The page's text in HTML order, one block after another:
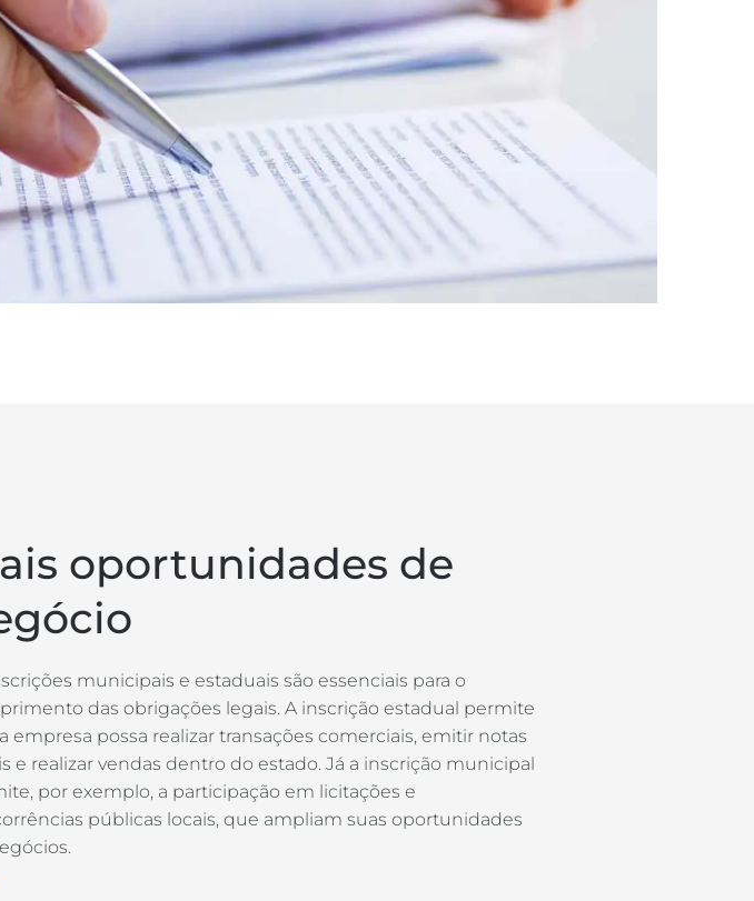
oportunidades de
municipais e estaduais são essenciais para o
das obrigações legais. A inscrição estadual permite
empresa possa realizar transações comerciais, emitir notas
e realizar vendas dentro do estado. Já a inscrição municipal
por exemplo, a participação em licitações e
públicas locais, que ampliam suas oportunidades